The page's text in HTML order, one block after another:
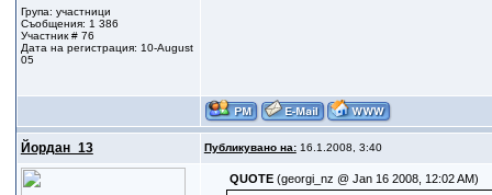
Група: участници
Съобщения: 1 386
Участник # 76
Дата на регистрация: 10-August
05
Йордан_13 Публикувано на:16.1.2008, 3:40
QUOTE (georgi_nz @ Jan 16 2008, 12:02 AM)